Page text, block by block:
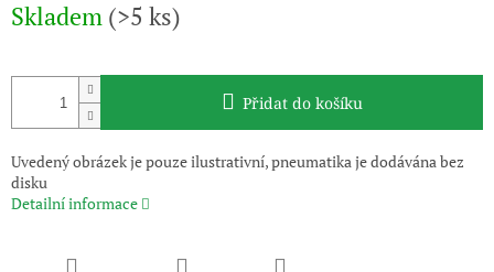
cena:
Skladem (>5 ks)
Přidat do košíku
Uvedený obrázek je pouze ilustrativní, pneumatika je dodávána bez
disku
Detailní informace